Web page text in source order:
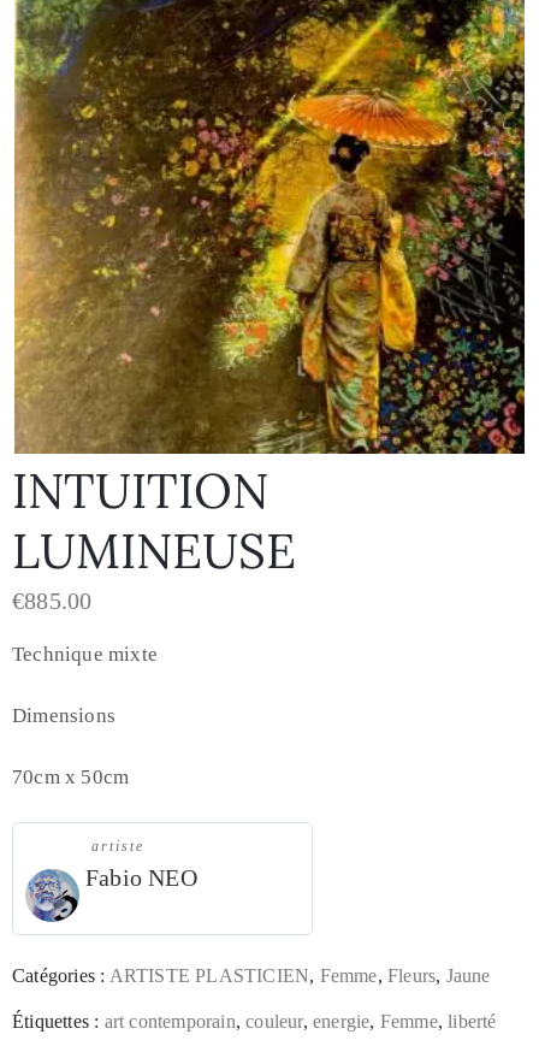
INTUITION
LUMINEUSE
€885.00
Technique mixte
Dimensions
70cm x 50cm
artiste
Fabio NEO
Catégories : ARTISTE PLASTICIEN, Femme,Fleurs, Jaune
Étiquettes : art contemporain,couleur,energie, Femme,liberté